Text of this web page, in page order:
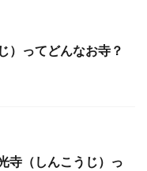
）ってどんなお寺？
（しんこうじ）っ